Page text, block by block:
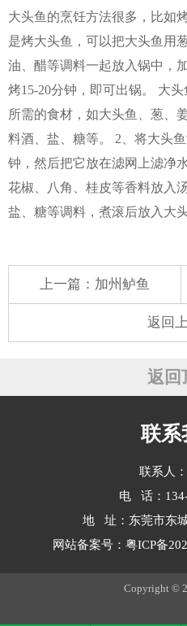
大头鱼的烹饪方法很多，比如
是烤大头鱼，可以把大头鱼用
油、醋等调料一起放入锅中，
烤15-20分钟，即可出锅。 大
所需的食材，如大头鱼、葱、
料酒、盐、糖等。 2、将大头
钟，然后把它放在滤网上滤净
花椒、八角、桂皮等香料放入
盐、糖等调料，煮滚后放入大
上一篇： 加州鲈鱼
返回
返回
联系
联系人
电 话：
地 址：东莞市东
网站备案号： 粤ICP备
Copyright ©